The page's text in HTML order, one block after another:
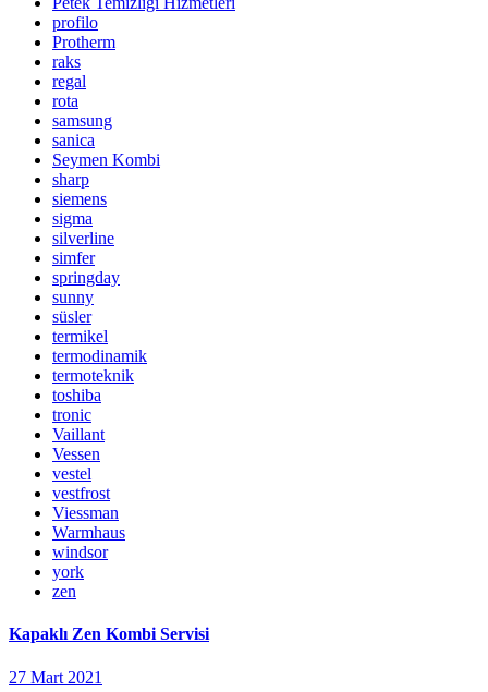
profilo
Protherm
raks
regal
rota
samsung
sanica
Seymen Kombi
sharp
siemens
sigma
silverline
simfer
springday
sunny
süsler
termikel
termodinamik
termoteknik
toshiba
tronic
Vaillant
Vessen
vestel
vestfrost
Viessman
Warmhaus
windsor
york
zen
Kapaklı Zen Kombi Servisi
27 Mart 2021